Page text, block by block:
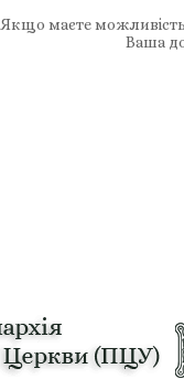
Якщо маєте
Ваша